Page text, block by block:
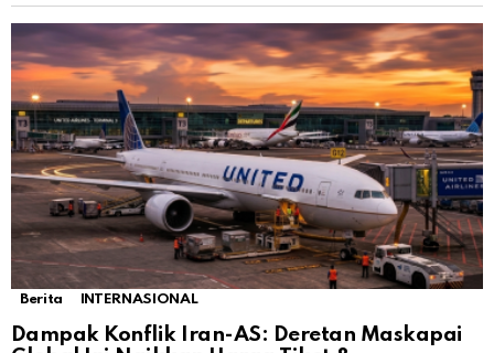
Berita INTERNASIONAL
Dampak Konflik Iran-AS: Deretan Maskapai